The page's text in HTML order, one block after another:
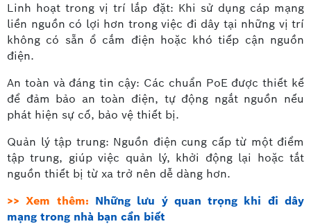
Linh hoạt trong vị trí lắp đặt: Khi sử dụng cáp mạng
liền nguồn có lợi hơn trong việc đi dây tại những vị trí
không có sẵn ổ cắm điện hoặc khó tiếp cận nguồn
điện.
An toàn và đáng tin cậy: Các chuẩn PoE được thiết kế
để đảm bảo an toàn điện, tự động ngắt nguồn nếu
phát hiện sự cố, bảo vệ thiết bị.
Quản lý tập trung: Nguồn điện cung cấp từ một điểm
tập trung, giúp việc quản lý, khởi động lại hoặc tắt
nguồn thiết bị từ xa trở nên dễ dàng hơn.
>> Xem thêm: Những lưu ý quan trọng khi đi dây
mạng trong nhà bạn cần biết